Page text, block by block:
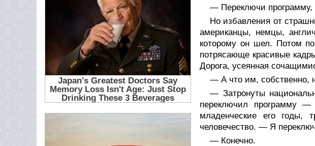
— Переключи
Но избавления от
американцы, немцы,
которому он шел. Потом
потрясающе красивые
Дорога, усеянная
— А что им, собственно,
— Затронуты
переключил программу
младенческие его годы,
человечество. — Я
— Конечно.